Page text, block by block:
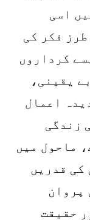
اسی
فکر کی
کرداروں
یقینی،
اعمال
زندگی
ماحول میں
کی قدریں
پروان
حقیقت